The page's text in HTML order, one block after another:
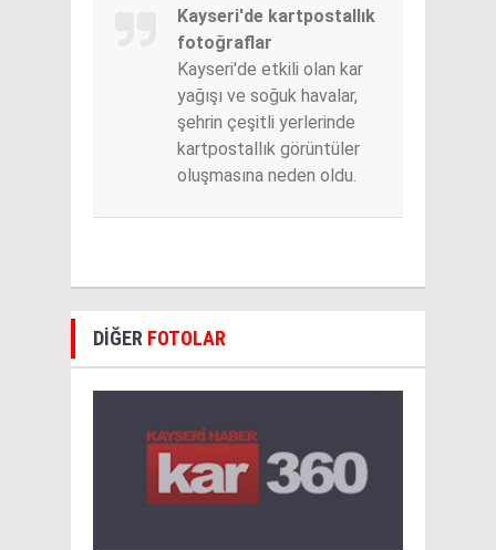
Kayseri'de kartpostallık
fotoğraflar
Kayseri'de etkili olan kar
yağışı ve soğuk havalar,
şehrin çeşitli yerlerinde
kartpostallık görüntüler
oluşmasına neden oldu.
DİĞER FOTOLAR